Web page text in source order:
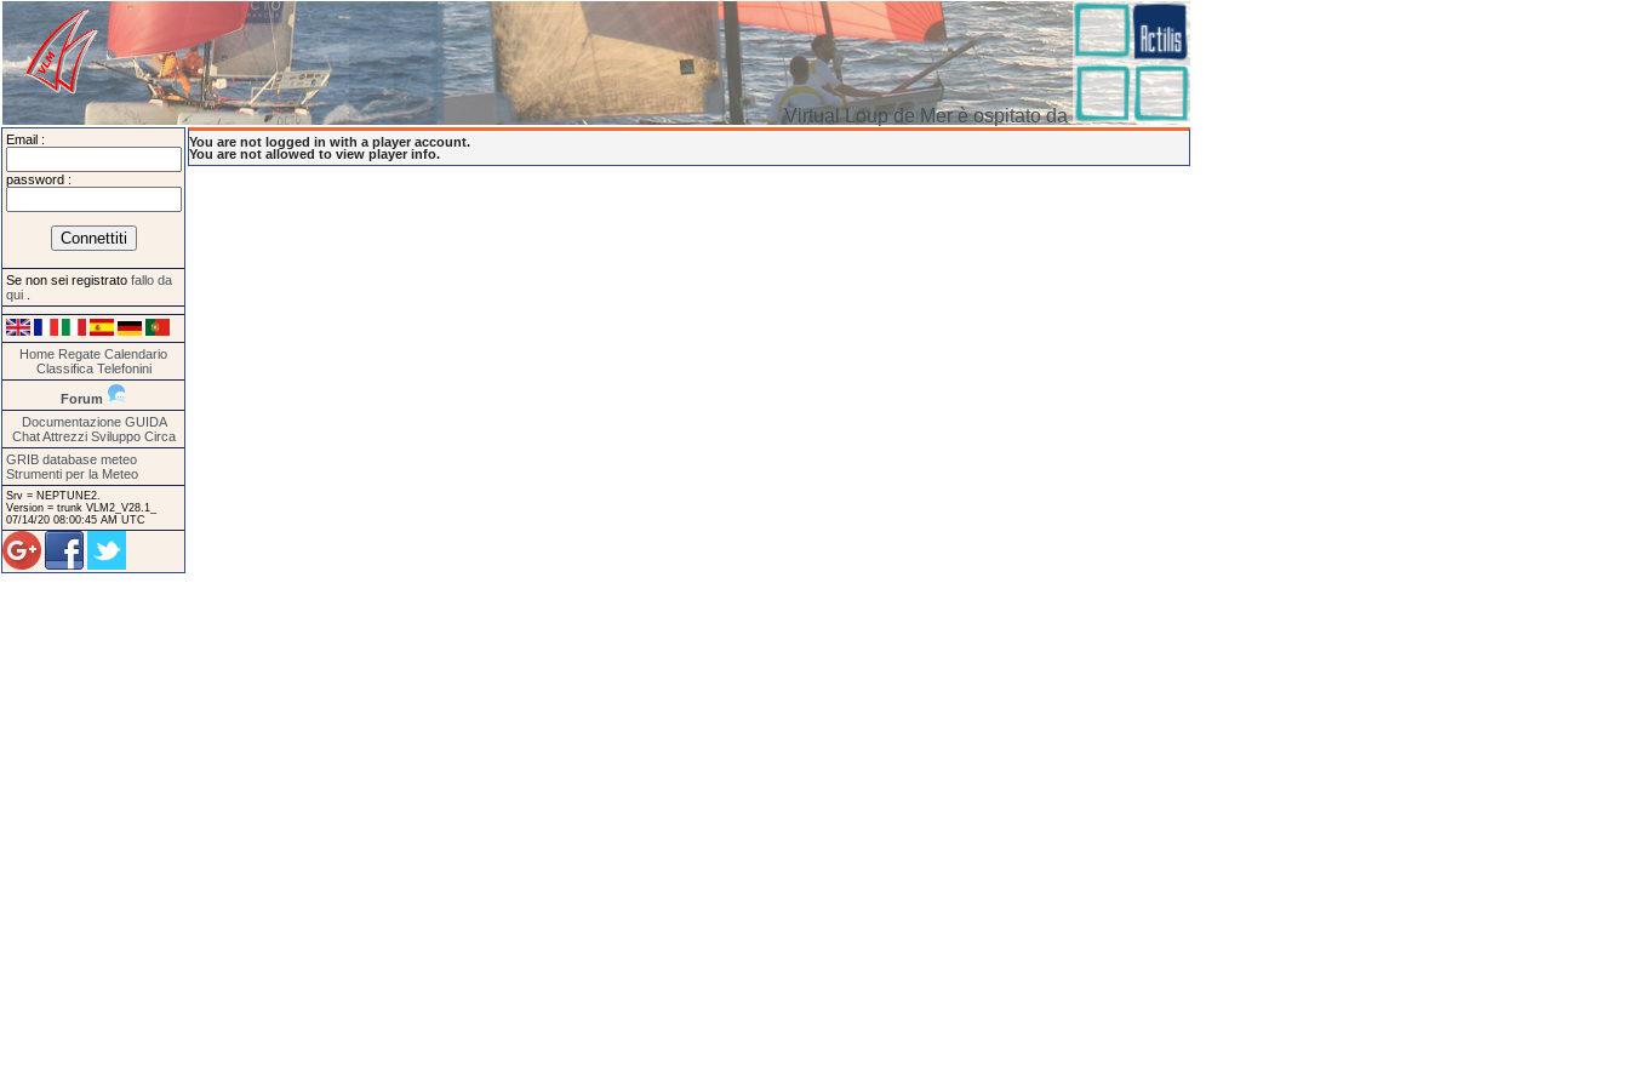
Virtual Loup de Mer è ospitato da
Email :
password :
Se non sei registrato fallo da
qui
Home Regate Calendario
Classifica Telefonini
Forum
Documentazione GUIDA
Chat Attrezzi Sviluppo Circa
GRIB database meteo
Strumenti per la Meteo
Srv = NEPTUNE2.
Version = trunk VLM2_V28.1_
07/14/20 08:00:45 AM UTC
You are not logged in with a player account.
You are not allowed to view player info.